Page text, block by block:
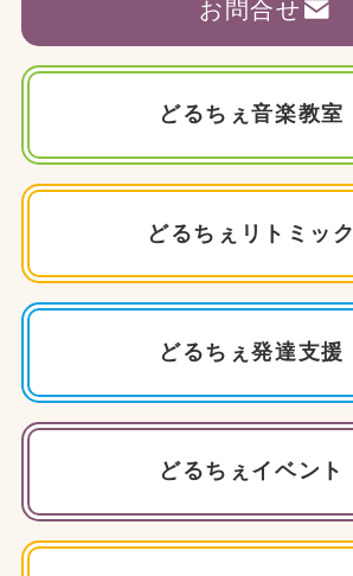
お問合せ
どるちぇ音楽教室
どるちぇリトミック
どるちぇ発達支援
どるちぇイベント